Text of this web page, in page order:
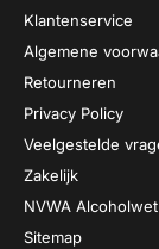
Klantenservice
Algemene
Retourneren
Privacy Policy
Veelgestelde
Zakelijk
NVWA
Sitemap